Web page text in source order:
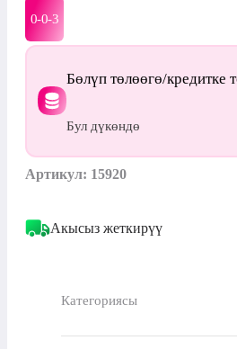
0-0-3
Бөлүп төлөөгө/кредитке
Бул дүкөндө
Артикул: 15920
Акысыз жеткирүү
Категориясы